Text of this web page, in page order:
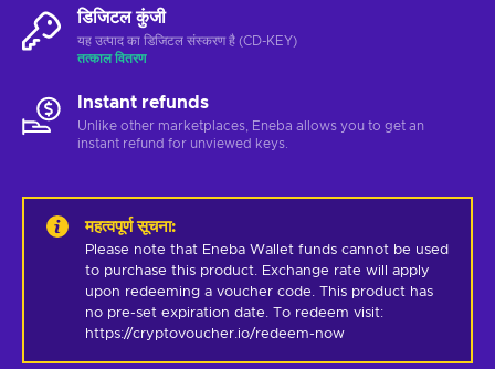
डिजिटल कुंजी
यह उत्पाद का डिजिटल संस्करण है (CD-KEY)
तत्काल वितरण
Instant refunds
Unlike other marketplaces, Eneba allows you to get an
instant refund for unviewed keys.
महत्वपूर्ण सूचना:
Please note that Eneba Wallet funds cannot be used
to purchase this product. Exchange rate will apply
upon redeeming a voucher code. This product has
no pre-set expiration date. To redeem visit:
https://cryptovoucher.io/redeem-now